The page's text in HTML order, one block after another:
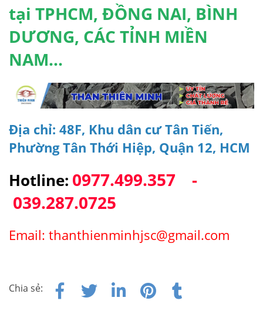
tại TPHCM, ĐỒNG NAI, BÌNH
DƯƠNG, CÁC TỈNH MIỀN
NAM...
Địa chỉ: 48F, Khu dân cư Tân Tiến,
Phường Tân Thới Hiệp, Quận 12, HCM
Hotline: 0977.499.357 -
039.287.0725
Email: thanthienminhjsc@gmail.com
Chia sẻ: